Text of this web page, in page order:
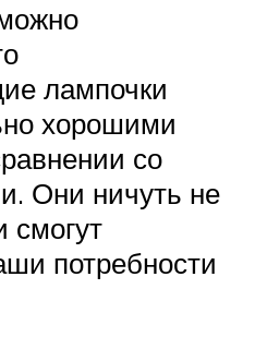
лампочки
хорошими
со
Они ничуть не
смогут
потребности